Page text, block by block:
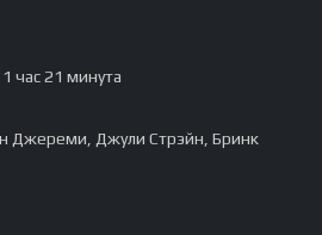
1 час 21 минута
Джереми, Джули Стрэйн, Бринк